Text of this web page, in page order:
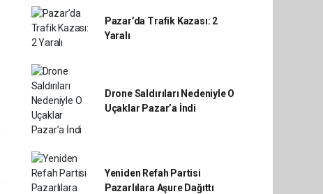
Pazar’da Trafik Kazası: 2
Yaralı
Drone Saldırıları Nedeniyle O
Uçaklar Pazar’a İndi
Yeniden Refah Partisi
Pazarlılara Aşure Dağıttı